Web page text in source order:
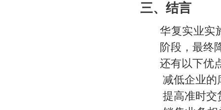
三、 结言
华复实业实
阶段，最终
还有以下优
减低企业的
提高准时交